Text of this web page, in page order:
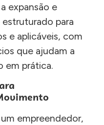
expansão e
para
e aplicáveis, com
que ajudam a
em prática.
empreendedor,